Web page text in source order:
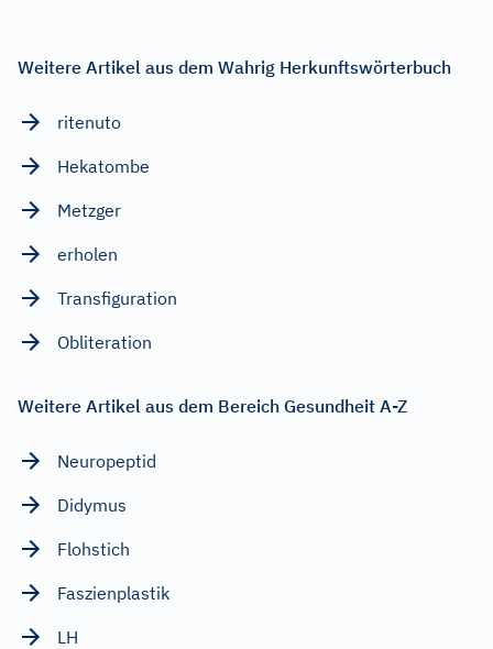
Weitere Artikel aus dem Wahrig Herkunftswörterbuch
ritenuto
Hekatombe
Metzger
erholen
Transfiguration
Obliteration
Weitere Artikel aus dem Bereich Gesundheit A-Z
Neuropeptid
Didymus
Flohstich
Faszienplastik
LH